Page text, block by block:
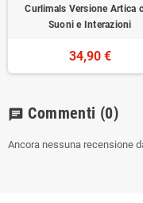
Curlimals Versione Artica
Suoni e Interazioni
34,90 €
chat Commenti (0)
Ancora nessuna recensione